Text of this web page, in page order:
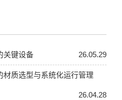
关键设备 26.05.29
质选型与系统化运行管理
26.04.28